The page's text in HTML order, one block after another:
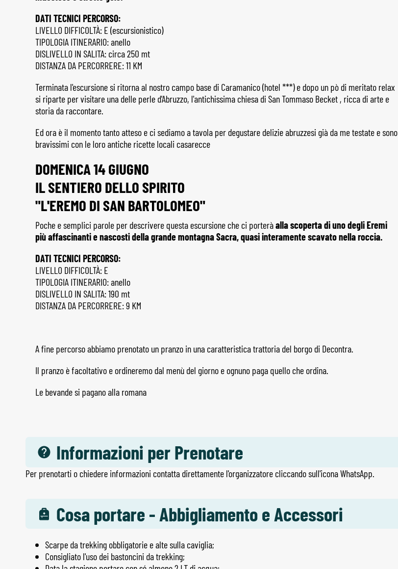
DATI TECNICI PERCORSO:
LIVELLO DIFFICOLTÀ: E (escursionistico)
TIPOLOGIA ITINERARIO: anello
DISLIVELLO IN SALITA: circa 250 mt
DISTANZA DA PERCORRERE: 11 KM
Terminata l'escursione si ritorna al nostro campo base di Caramanico (hotel ***) e dopo un pò di meritato relax
si riparte per visitare una delle perle d'Abruzzo, l'antichissima chiesa di San Tommaso Becket , ricca di arte e
storia da raccontare.
Ed ora è il momento tanto atteso e ci sediamo a tavola per degustare delizie abruzzesi già da me testate e sono
bravissimi con le loro antiche ricette locali casarecce
DOMENICA 14 GIUGNO
IL SENTIERO DELLO SPIRITO
"L'EREMO DI SAN BARTOLOMEO"
Poche e semplici parole per descrivere questa escursione che ci porteràalla scoperta di uno degli Eremi
più affascinanti e nascosti della grande montagna Sacra, quasi interamente scavato nella roccia.
DATI TECNICI PERCORSO:
LIVELLO DIFFICOLTÀ: E
TIPOLOGIA ITINERARIO: anello
DISLIVELLO IN SALITA: 190 mt
DISTANZA DA PERCORRERE: 9 KM
A fine percorso abbiamo prenotato un pranzo in una caratteristica trattoria del borgo di Decontra.
Il pranzo è facoltativo e ordineremo dal menù del giorno e ognuno paga quello che ordina.
Le bevande si pagano alla romana
Informazioni per Prenotare
Per prenotarti o chiedere informazioni contatta direttamente l'organizzatore cliccando sull'icona WhatsApp.
Cosa portare - Abbigliamento e Accessori
Scarpe da trekking obbligatorie e alte sulla caviglia;
Consigliato l'uso dei bastoncini da trekking;